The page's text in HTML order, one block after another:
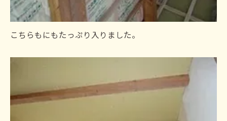
こちらもにもたっぷり入りました。